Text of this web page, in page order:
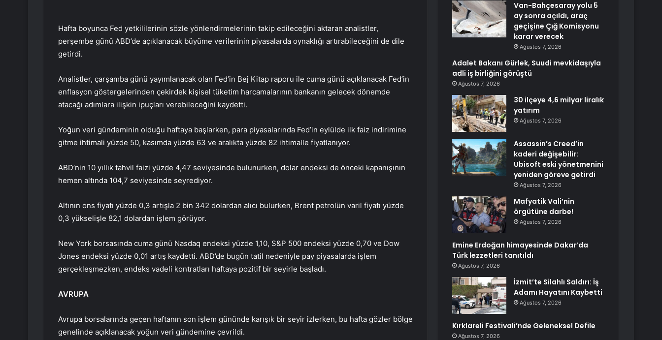
Hafta boyunca Fed yetkililerinin sözle yönlendirmelerinin takip edileceğini aktaran analistler,
perşembe günü ABD’de açıklanacak büyüme verilerinin piyasalarda oynaklığı artırabileceğini de dile
getirdi.
Analistler, çarşamba günü yayımlanacak olan Fed’in Bej Kitap raporu ile cuma günü açıklanacak Fed’in
enflasyon göstergelerinden çekirdek kişisel tüketim harcamalarının bankanın gelecek dönemde
atacağı adımlara ilişkin ipuçları verebileceğini kaydetti.
Yoğun veri gündeminin olduğu haftaya başlarken, para piyasalarında Fed’in eylülde ilk faiz indirimine
gitme ihtimali yüzde 50, kasımda yüzde 63 ve aralıkta yüzde 82 ihtimalle fiyatlanıyor.
ABD’nin 10 yıllık tahvil faizi yüzde 4,47 seviyesinde bulunurken, dolar endeksi de önceki kapanışının
hemen altında 104,7 seviyesinde seyrediyor.
Altının ons fiyatı yüzde 0,3 artışla 2 bin 342 dolardan alıcı bulurken, Brent petrolün varil fiyatı yüzde
0,3 yükselişle 82,1 dolardan işlem görüyor.
New York borsasında cuma günü Nasdaq endeksi yüzde 1,10, S&P 500 endeksi yüzde 0,70 ve Dow
Jones endeksi yüzde 0,01 artış kaydetti. ABD’de bugün tatil nedeniyle pay piyasalarda işlem
gerçekleşmezken, endeks vadeli kontratları haftaya pozitif bir seyirle başladı.
AVRUPA
Avrupa borsalarında geçen haftanın son işlem gününde karışık bir seyir izlerken, bu hafta gözler bölge
genelinde açıklanacak yoğun veri gündemine çevrildi.
Van-Bahçesaray yolu 5
ay sonra açıldı, araç
geçişine Çığ Komisyonu
karar verecek
Ağustos 7, 2026
Adalet Bakanı Gürlek, Suudi mevkidaşıyla
adli iş birliğini görüştü
Ağustos 7, 2026
30 ilçeye 4,6 milyar liralık
yatırım
Ağustos 7, 2026
Assassin’s Creed’in
kaderi değişebilir:
Ubisoft eski yönetmenini
yeniden göreve getirdi
Ağustos 7, 2026
Mafyatik Vali’nin
örgütüne darbe!
Ağustos 7, 2026
Emine Erdoğan himayesinde Dakar’da
Türk lezzetleri tanıtıldı
Ağustos 7, 2026
İzmit’te Silahlı Saldırı: İş
Adamı Hayatını Kaybetti
Ağustos 7, 2026
Kırklareli Festivali’nde Geleneksel Defile
Ağustos 7, 2026